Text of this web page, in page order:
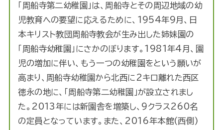
「周船寺第二幼稚園」は、周船寺とその周辺地域の幼
児教育への要望に応えるために、1954年9月、日
本キリスト教団周船寺教会が生み出した姉妹園の
「周船寺幼稚園」にさかのぼります。1981年4月、園
児の増加に伴い、もう一つの幼稚園をという願いが
高まり、周船寺幼稚園から北西に2キロ離れた西区
徳永の地に、「周船寺第二幼稚園」が設立されまし
た。2013年には新園舎を増築し、9クラス260名
の定員となっています。また、2016年本館(西側)